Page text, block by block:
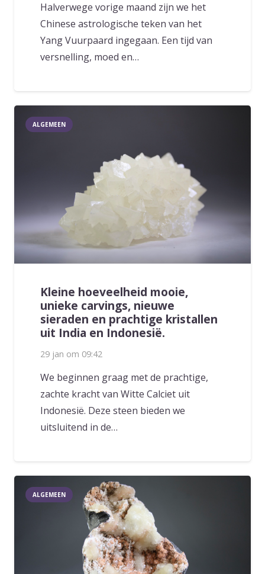
Halverwege vorige maand zijn we het
Chinese astrologische teken van het
Yang Vuurpaard ingegaan. Een tijd van
versnelling, moed en…
ALGEMEEN
Kleine hoeveelheid mooie,
unieke carvings, nieuwe
sieraden en prachtige kristallen
uit India en Indonesië.
29 jan om 09:42
We beginnen graag met de prachtige,
zachte kracht van Witte Calciet uit
Indonesië. Deze steen bieden we
uitsluitend in de…
ALGEMEEN